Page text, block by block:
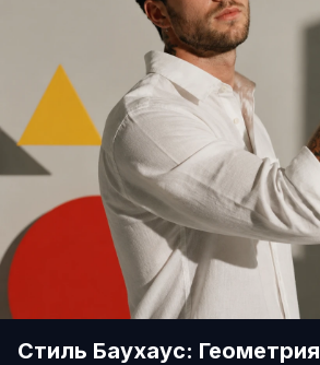
Стиль Баухаус: Геометрия